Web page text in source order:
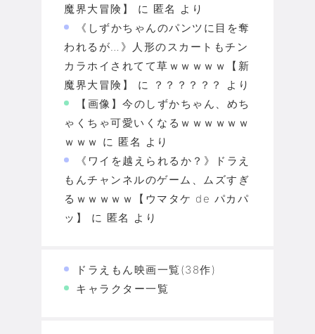
魔界大冒険】
に 匿名 より
《しずかちゃんのパンツに目を奪
われるが…》人形のスカートもチン
カラホイされてて草ｗｗｗｗｗ【新
魔界大冒険】
に ？？？？？？
より
【画像】今のしずかちゃん、めち
ゃくちゃ可愛いくなるｗｗｗｗｗｗ
ｗｗｗ に 匿名 より
《ワイを越えられるか？》ドラえ
もんチャンネルのゲーム、ムズすぎ
るｗｗｗｗｗ【ウマタケ de パカパ
ッ】
に 匿名 より
ドラえもん映画一覧(38作)
キャラクター一覧